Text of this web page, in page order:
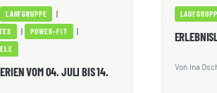
LAUFGRUPPE |
| POWER-FIT |
VOM 04. JULI BIS 14.
Von Ina